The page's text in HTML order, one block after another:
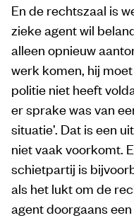
En de rechtszaal is
zieke agent wil
alleen opnieuw
werk komen, hij
politie niet heeft
er sprake was van
situatie’. Dat is een
niet vaak voorkomt.
schietpartij is
als het lukt om de
agent doorgaans